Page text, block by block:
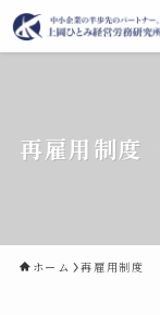
再雇用制度
ホーム 再雇用制度